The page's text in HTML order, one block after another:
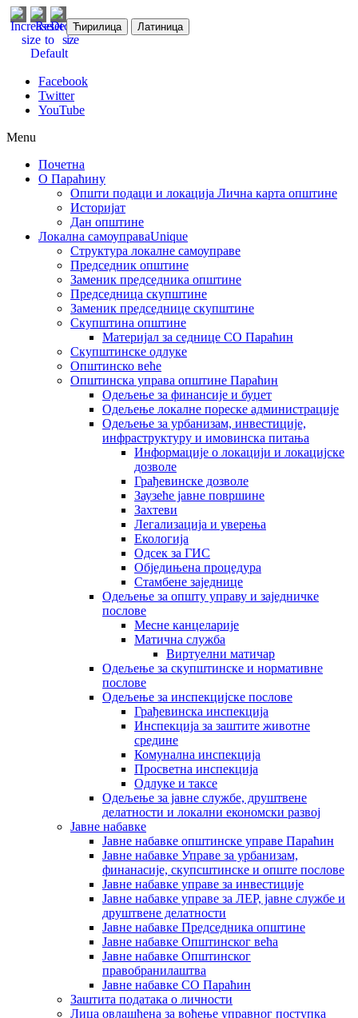
Ћирилица Латиница
Facebook
Twitter
YouTube
Menu
Почетна
О Параћину
Општи подаци и локација Лична карта општине
Историјат
Дан општине
Локална самоуправаUnique
Структура локалне самоуправе
Председник општине
Заменик председника општине
Председница скупштине
Заменик председнице скупштине
Скупштина општине
Материјал за седнице СО Параћин
Скупштинске одлуке
Општинско веће
Општинска управа општине Параћин
Одељење за финансије и буџет
Одељење локалне пореске администрације
Одељење за урбанизам, инвестиције,
инфраструктуру и имовинска питања
Информације о локацији и локацијске
дозволе
Грађевинске дозволе
Заузеће јавне површине
Захтеви
Легализација и уверења
Екологија
Одсек за ГИС
Обједињена процедура
Стамбене заједнице
Oдељење за општу управу и заједничке
послове
Месне канцеларије
Матична служба
Виртуелни матичар
Одељење за скупштинске и нормативне
послове
Одељење за инспекцијске послове
Грађевинска инспекција
Инспекција за заштите животне
средине
Комунална инспекција
Просветна инспекција
Одлуке и таксе
Одељење за јавне службе, друштвене
делатности и локални економски развој
Јавне набавке
Јавне набавке општинске управе Параћин
Јавне набавке Управе за урбанизам,
финанасије, скупсштинске и опште послове
Јавне набавке управе за инвестиције
Јавне набавке управе за ЛЕР, јавне службе и
друштвене делатности
Јавне набавке Председника општине
Јавне набавке Општинског већа
Јавне набавке Општинског
правобранилаштва
Јавне набавке СО Параћин
Заштита података о личности
Лица овлашћена за вођење управног поступка